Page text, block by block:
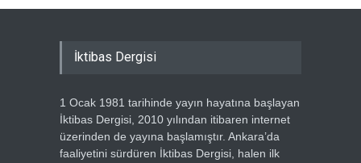
İktibas Dergisi
1 Ocak 1981 tarihinde yayın hayatına başlayan
İktibas Dergisi, 2010 yılından itibaren internet
üzerinden de yayına başlamıştır. Ankara’da
faaliyetini sürdüren İktibas Dergisi, halen ilk